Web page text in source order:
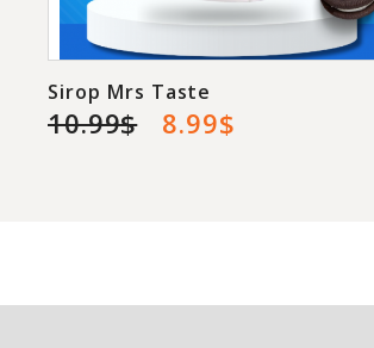
Sirop Mrs Taste
10.99$ 8.99$